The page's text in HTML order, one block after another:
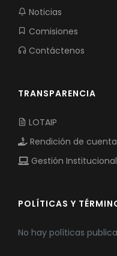
Noticias
Comisiones
Contáctenos
TRANSPARENCIA
LOTAIP
Rendición de
Gestión Institucional
POLÍTICAS Y
No hay políticas